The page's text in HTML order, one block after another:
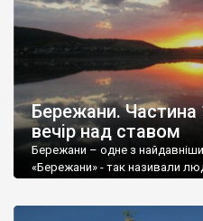
Бережани. Частина
вечір над ставом
Бережани – одне з
«Бережани» - так називали